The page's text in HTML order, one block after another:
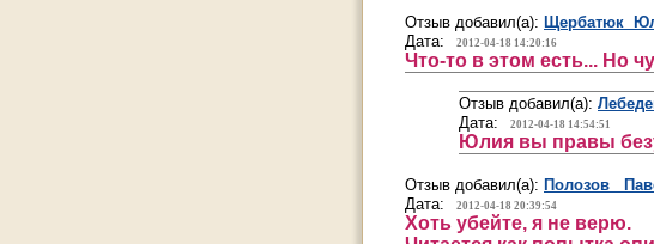
Отзыв добавил(а): Щербатюк
Дата:
2012-04-18 14:20:16
Что-то в этом есть... Но
Отзыв добавил(а):
Дата:
2012-04-18 14:54:51
Юлия вы правы
Отзыв добавил(а): Полозов
Дата:
2012-04-18 20:39:54
Хоть убейте, я не верю.